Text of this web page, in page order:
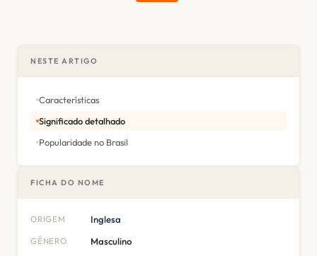
NESTE ARTIGO
Características
Significado detalhado
Popularidade no Brasil
FICHA DO NOME
ORIGEM Inglesa
GÊNERO Masculino